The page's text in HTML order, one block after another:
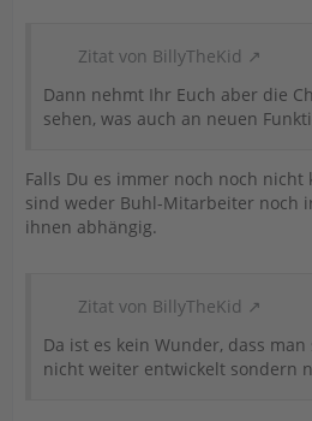
Zitat von BillyTheKid
Dann nehmt Ihr Euch aber die
sehen, was auch an neuen
Falls Du es immer noch noch
sind weder Buhl-Mitarbeiter noch
ihnen abhängig.
Zitat von BillyTheKid
Da ist es kein Wunder, dass
nicht weiter entwickelt sondern